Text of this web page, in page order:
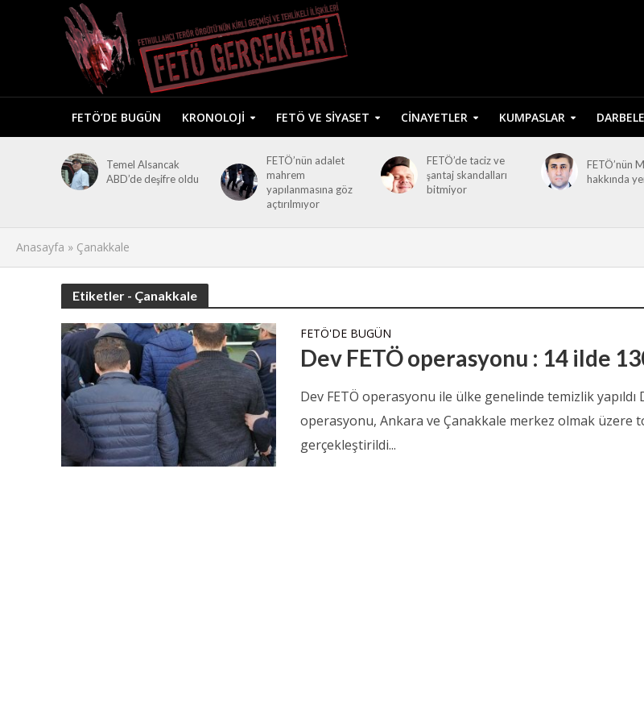
FETÖ’DE BUGÜN KRONOLOJI FETÖ VE SIYASET CINAYETLER KUMPASLAR
Temel Alsancak
ABD’de deşifre oldu
FETÖ’nün adalet
mahrem
yapılanmasına göz
açtırılmıyor
FETÖ’de taciz ve
şantaj skandalları
bitmiyor
FETÖ’nün
hakkında
Anasayfa » Çanakkale
Etiketler - Çanakkale
FETÖ'DE BUGÜN
Dev FETÖ operasyonu : 14 ilde
Dev FETÖ operasyonu ile ülke genelinde temizlik yapıldı
operasyonu, Ankara ve Çanakkale merkez olmak üzere
gerçekleştirildi...